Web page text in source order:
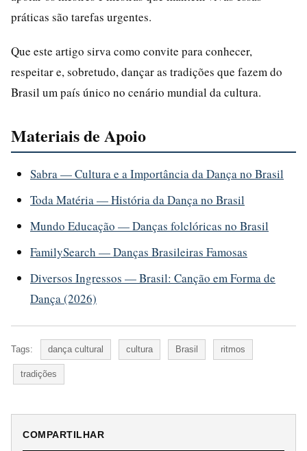
práticas são tarefas urgentes.
Que este artigo sirva como convite para conhecer,
respeitar e, sobretudo, dançar as tradições que fazem do
Brasil um país único no cenário mundial da cultura.
Materiais de Apoio
Sabra — Cultura e a Importância da Dança no Brasil
Toda Matéria — História da Dança no Brasil
Mundo Educação — Danças folclóricas no Brasil
FamilySearch — Danças Brasileiras Famosas
Diversos Ingressos — Brasil: Canção em Forma de
Dança (2026)
Tags: dança cultural cultura Brasil ritmos
tradições
COMPARTILHAR